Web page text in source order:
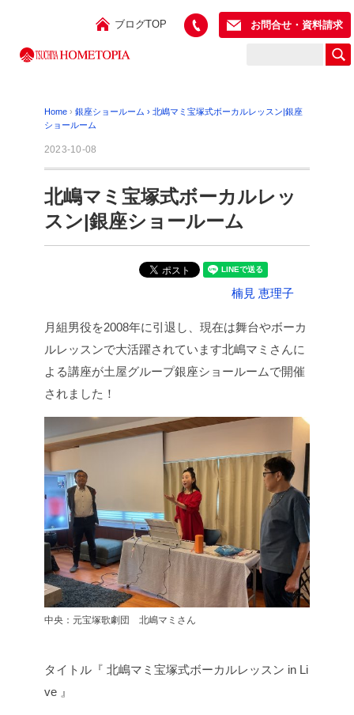
ブログTOP お問合せ・資料請求
Home › 銀座ショールーム › 北嶋マミ宝塚式ボーカルレッスン|銀座
ショールーム
2023-10-08
北嶋マミ宝塚式ボーカルレッ
スン|銀座ショールーム
楠見 恵理子
月組男役を2008年に引退し、現在は舞台やボーカ
ルレッスンで大活躍されています北嶋マミさんに
よる講座が土屋グループ銀座ショールームで開催
されました！
中央：元宝塚歌劇団 北嶋マミさん
タイトル『 北嶋マミ宝塚式ボーカルレッスン in Li
ve 』